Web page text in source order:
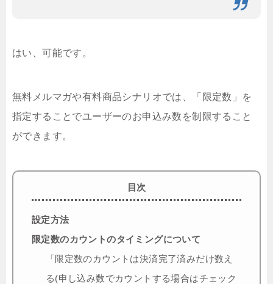
はい、可能です。
無料メルマガや有料商品シナリオでは、「限定数」を
指定することでユーザーのお申込み数を制限すること
ができます。
目次
設定方法
限定数のカウントのタイミングについて
「限定数のカウントは決済完了済みだけ数え
る(申し込み数でカウントする場合はチェック